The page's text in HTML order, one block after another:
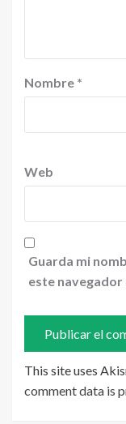
Nombre *
Web
Guarda mi
este navegador
This site uses
comment data is